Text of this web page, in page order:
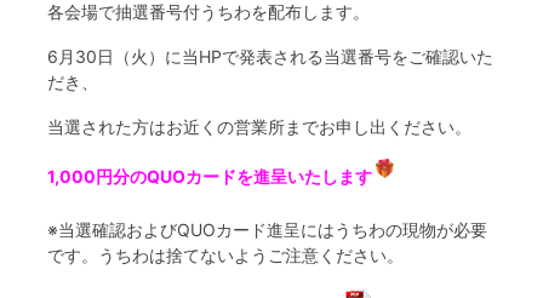
各会場で抽選番号付うちわを配布します。
6月30日（火）に当HPで発表される当選番号をご確認いた
だき、
当選された方はお近くの営業所までお申し出ください。
1,000円分のQUOカードを進呈いたします
※当選確認およびQUOカード進呈にはうちわの現物が必要
です。うちわは捨てないようご注意ください。